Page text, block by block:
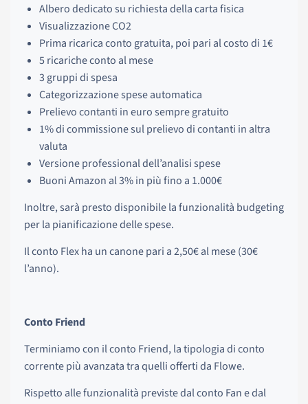
Albero dedicato su richiesta della carta fisica
Visualizzazione CO2
Prima ricarica conto gratuita, poi pari al costo di 1€
5 ricariche conto al mese
3 gruppi di spesa
Categorizzazione spese automatica
Prelievo contanti in euro sempre gratuito
1% di commissione sul prelievo di contanti in altra
valuta
Versione professional dell’analisi spese
Buoni Amazon al 3% in più fino a 1.000€
Inoltre, sarà presto disponibile la funzionalità budgeting
per la pianificazione delle spese.
Il conto Flex ha un canone pari a 2,50€ al mese (30€
l’anno).
Conto Friend
Terminiamo con il conto Friend, la tipologia di conto
corrente più avanzata tra quelli offerti da Flowe.
Rispetto alle funzionalità previste dal conto Fan e dal